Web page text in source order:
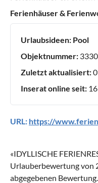
Ferienhäuser &
Urlaubsideen: Pool
Objektnummer:
Zuletzt aktualisiert:
Inserat online seit:
URL: https://
«IDYLLISCHE
Urlauberbewertung von
abgegebenen Bewertung.